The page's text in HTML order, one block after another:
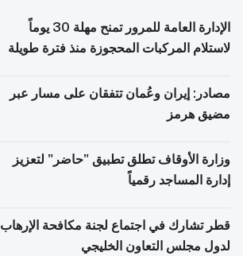
الإدارة العامة للمرور تمنح مهلة 30 يوماً
لاستلام المركبات المحجوزة منذ فترة طويلة
مصادر: إيران وعُمان تتفقان على مسار عبر
مضيق هرمز
وزارة الأوقاف تطلق تطبيق "حاضر" لتعزيز
إدارة المساجد رقمياً
قطر تشارك في اجتماع لجنة مكافحة الإرهاب
لدول مجلس التعاون الخليجي